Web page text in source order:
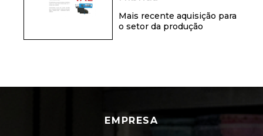
Mais recente aquisição para
o setor da produção
EMPRESA